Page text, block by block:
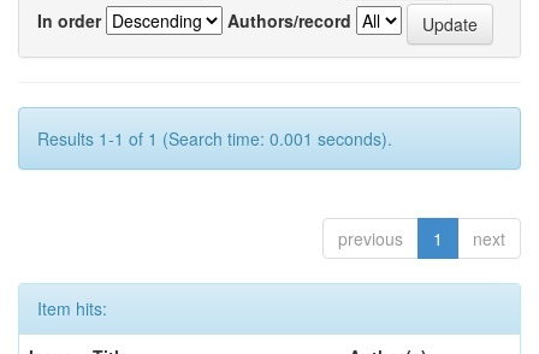
In order
Authors/record
Results 1-1 of 1 (Search time: 0.001 seconds).
previous 1 next
Item hits: